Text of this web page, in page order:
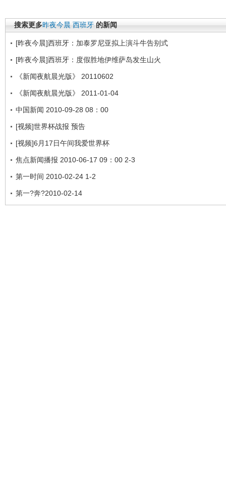
搜索更多昨夜今晨 西班牙 的新闻
[昨夜今晨]西班牙：加泰罗尼亚拟上演斗牛告别式
[昨夜今晨]西班牙：度假胜地伊维萨岛发生山火
《新闻夜航晨光版》 20110602
《新闻夜航晨光版》 2011-01-04
中国新闻 2010-09-28 08：00
[视频]世界杯战报 预告
[视频]6月17日午间我爱世界杯
焦点新闻播报 2010-06-17 09：00 2-3
第一时间 2010-02-24 1-2
第一?奔?2010-02-14